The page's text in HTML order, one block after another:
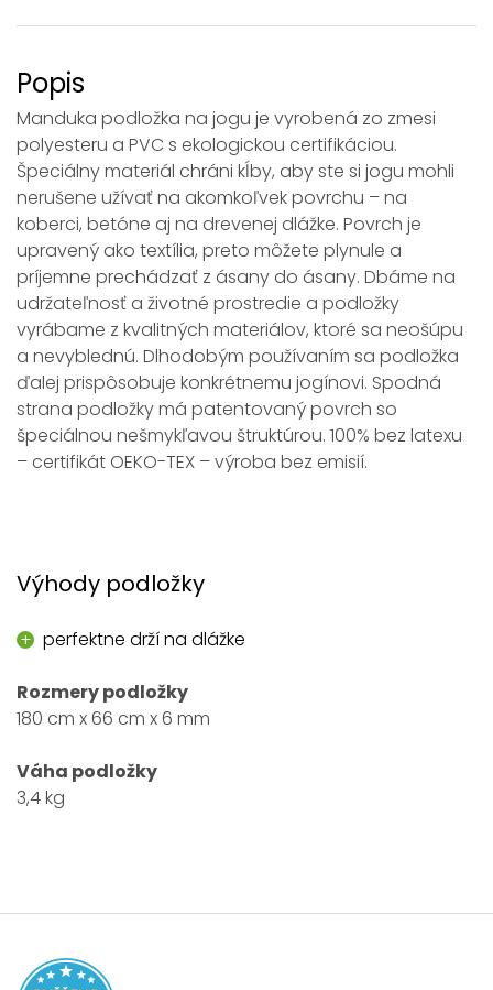
Popis
Manduka podložka na jogu je vyrobená zo zmesi
polyesteru a PVC s ekologickou certifikáciou.
Špeciálny materiál chráni kĺby, aby ste si jogu mohli
nerušene užívať na akomkoľvek povrchu – na
koberci, betóne aj na drevenej dlážke. Povrch je
upravený ako textília, preto môžete plynule a
príjemne prechádzať z ásany do ásany. Dbáme na
udržateľnosť a životné prostredie a podložky
vyrábame z kvalitných materiálov, ktoré sa neošúpu
a nevyblednú. Dlhodobým používaním sa podložka
ďalej prispôsobuje konkrétnemu jogínovi. Spodná
strana podložky má patentovaný povrch so
špeciálnou nešmykľavou štruktúrou. 100% bez latexu
– certifikát OEKO-TEX – výroba bez emisií.
Výhody podložky
perfektne drží na dlážke
Rozmery podložky
180 cm x 66 cm x 6 mm
Váha podložky
3,4 kg